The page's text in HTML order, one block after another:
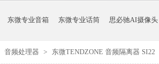
东微专业音箱 东微专业话筒 思必驰AI摄像头
音频处理器 > 东微TENDZONE 音频隔离器 SI22